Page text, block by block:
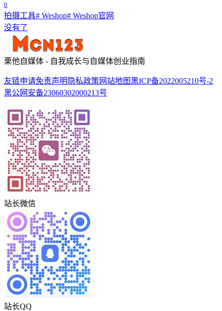
0
拍摄工具# Weshop# Weshop官网
没有了
栗他自媒体 - 自我成长与自媒体创业指南
友链申请免责声明 隐私政策 网站地图黑ICP备2022005210号-2
黑公网安备23060302000213号
站长微信
站长QQ